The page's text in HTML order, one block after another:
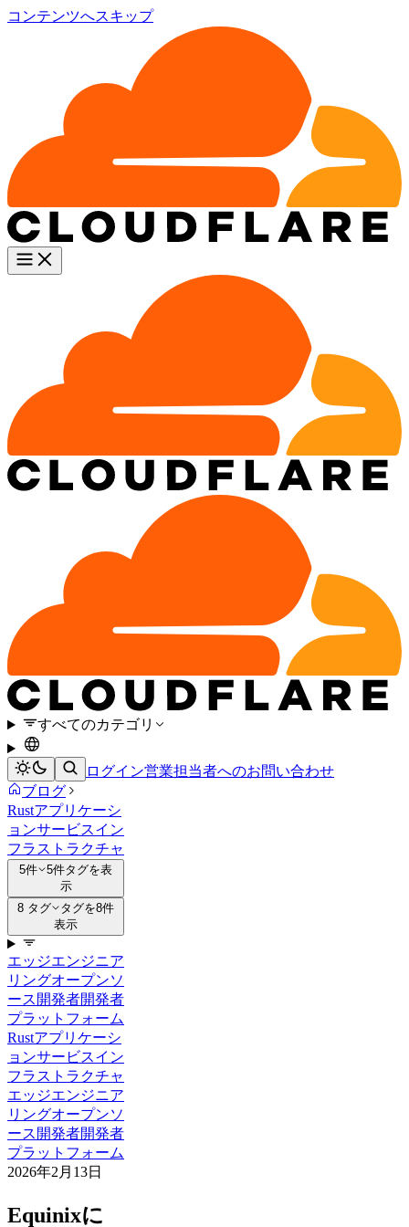
コンテンツへスキップ
すべてのカテゴリ
ログイン営業担当者へのお問い合わせ
ブログ
Rustアプリケーシ
ョンサービスイン
フラストラクチャ
5件
5件タグを表
示
8 タグ
タグを8件
表示
エッジエンジニア
リングオープンソ
ース 開発者開発者
プラットフォーム
Rustアプリケーシ
ョンサービスイン
フラストラクチャ
エッジエンジニア
リングオープンソ
ース 開発者開発者
プラットフォーム
2026年2月13日
Equinixに